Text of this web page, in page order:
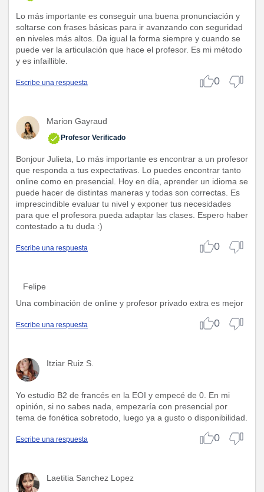
Lo más importante es conseguir una buena pronunciación y
soltarse con frases básicas para ir avanzando con seguridad
en niveles más altos. Da igual la forma siempre y cuando se
puede ver la articulación que hace el profesor. Es mi método
y es infaillible.
Escribe una respuesta 0
Marion Gayraud
Profesor Verificado
Bonjour Julieta, Lo más importante es encontrar a un profesor
que responda a tus expectativas. Lo puedes encontrar tanto
online como en presencial. Hoy en día, aprender un idioma se
puede hacer de distintas maneras y todas son correctas. Es
imprescindible evaluar tu nivel y exponer tus necesidades
para que el profesora pueda adaptar las clases. Espero haber
contestado a tu duda :)
Escribe una respuesta 0
Felipe
Una combinación de online y profesor privado extra es mejor
Escribe una respuesta 0
Itziar Ruiz S.
Yo estudio B2 de francés en la EOI y empecé de 0. En mi
opinión, si no sabes nada, empezaría con presencial por
tema de fonética sobretodo, luego ya a gusto o disponibilidad.
Escribe una respuesta 0
Laetitia Sanchez Lopez